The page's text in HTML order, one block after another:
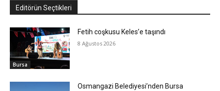
Editörün Seçtikleri
Bursa
Fetih coşkusu Keles’e taşındı
8 Ağustos 2026
Osmangazi Belediyesi’nden Bursa